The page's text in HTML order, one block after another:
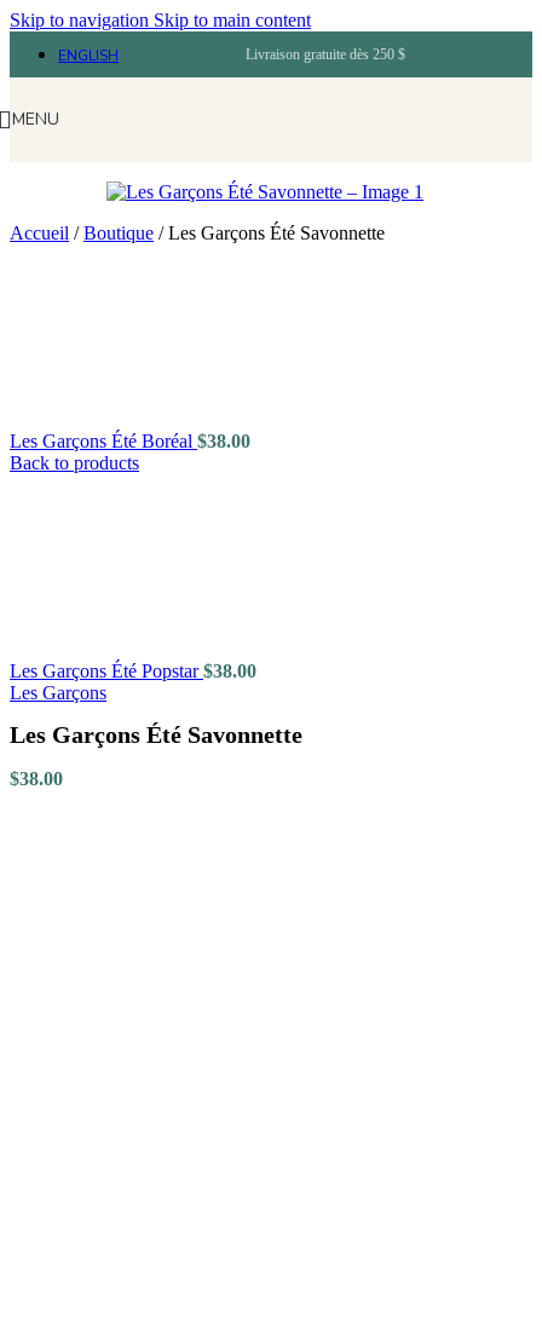
Skip to navigation Skip to main content
ENGLISH Livraison gratuite dès 250 $
MENU
Accueil /Boutique /Les Garçons Été Savonnette
Les Garçons Été Boréal $38.00
Back to products
Les Garçons Été Popstar$38.00
Les Garçons
Les Garçons Été Savonnette
$38.00